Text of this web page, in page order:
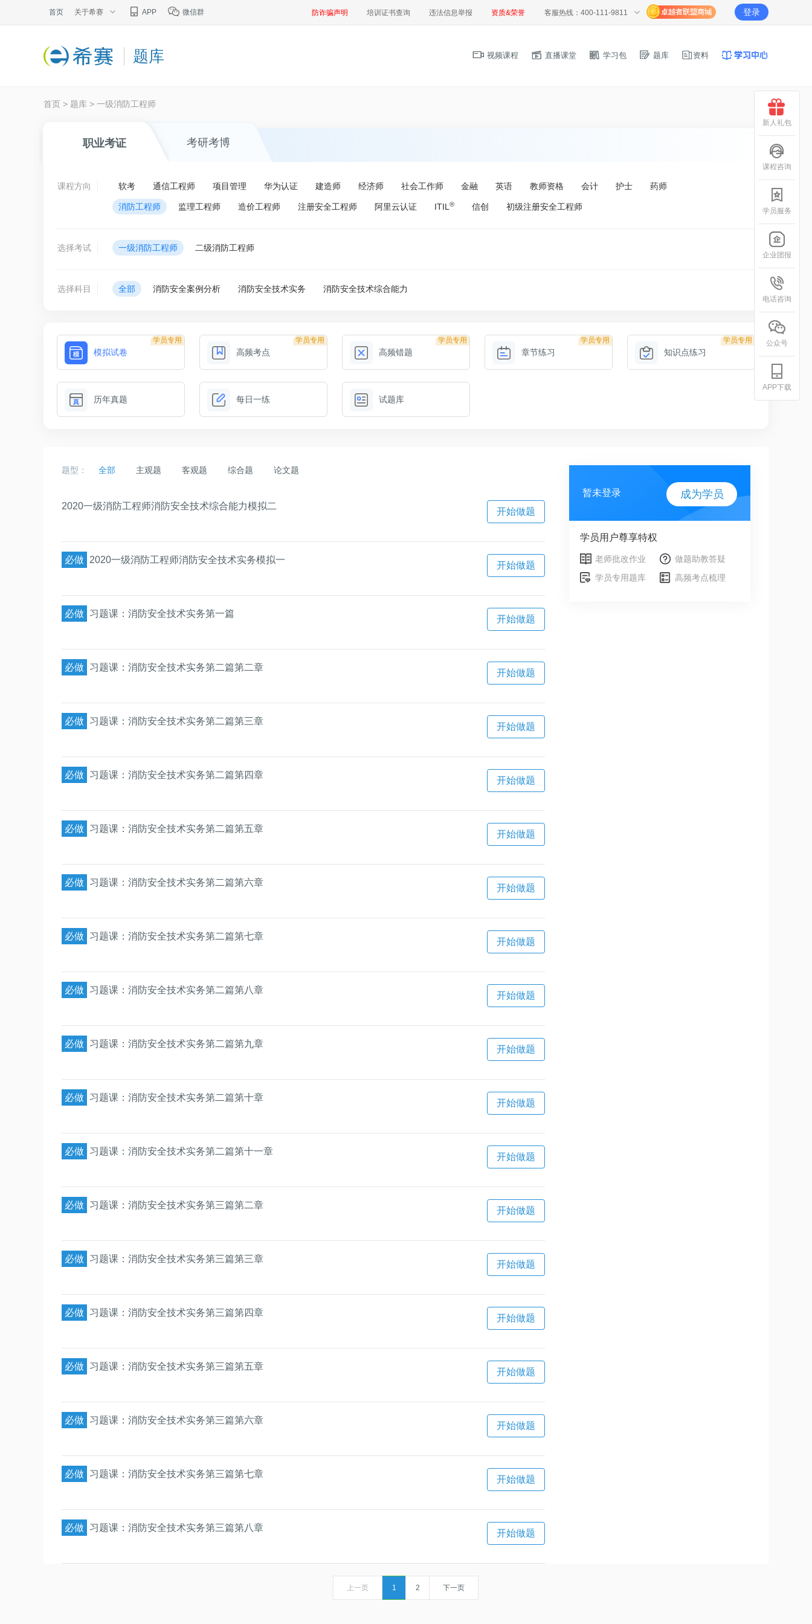
首页 关于希赛 APP 微信群 防诈骗声明 培训证书查询 违法信息举报 资质&荣誉 客服热线：400-111-9811 登录
题库 视频课程 直播课堂 学习包 题库 资料
首页 > 题库 > 一级消防工程师
职业考证 考研考博
课程方向 软考 通信工程师 项目管理 华为认证 建造师 经济师 社会工作师 金融 英语 教师资格 会计 护士 药师
消防工程师 监理工程师 造价工程师 注册安全工程师 阿里云认证 ITIL ® 信创 初级注册安全工程师
选择考试 一级消防工程师 二级消防工程师
选择科目 全部 消防安全案例分析 消防安全技术实务 消防安全技术综合能力
学员专用
模拟试卷
学员专用
高频考点
学员专用
高频错题
学员专用
章节练习
学员专用
知识点练习
历年真题 每日一练 试题库
题型： 全部 主观题 客观题 综合题 论文题
2020一级消防工程师消防安全技术综合能力模拟二
开始做题
必做 2020一级消防工程师消防安全技术实务模拟一
开始做题
必做 习题课：消防安全技术实务第一篇
开始做题
必做 习题课：消防安全技术实务第二篇第二章
开始做题
必做 习题课：消防安全技术实务第二篇第三章
开始做题
必做 习题课：消防安全技术实务第二篇第四章
开始做题
必做 习题课：消防安全技术实务第二篇第五章
开始做题
必做 习题课：消防安全技术实务第二篇第六章
开始做题
必做 习题课：消防安全技术实务第二篇第七章
开始做题
必做 习题课：消防安全技术实务第二篇第八章
开始做题
必做 习题课：消防安全技术实务第二篇第九章
开始做题
必做 习题课：消防安全技术实务第二篇第十章
开始做题
必做 习题课：消防安全技术实务第二篇第十一章
开始做题
必做 习题课：消防安全技术实务第三篇第二章
开始做题
必做 习题课：消防安全技术实务第三篇第三章
开始做题
必做 习题课：消防安全技术实务第三篇第四章
开始做题
必做 习题课：消防安全技术实务第三篇第五章
开始做题
必做 习题课：消防安全技术实务第三篇第六章
开始做题
必做 习题课：消防安全技术实务第三篇第七章
开始做题
必做 习题课：消防安全技术实务第三篇第八章
开始做题
暂未登录 成为学员
学员用户尊享特权
老师批改作业
做题助教答疑
学员专用题库
高频考点梳理
上一页 1 2 下一页
新人礼包
课程咨询
学员服务
企业团报
电话咨询
公众号
APP下载